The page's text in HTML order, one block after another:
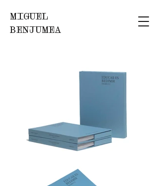
MIGUEL
BENJUMEA